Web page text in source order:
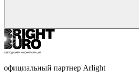
официальный партнер Arlight